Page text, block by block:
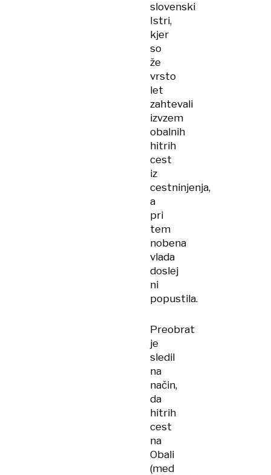
slovenski
Istri,
kjer
so
že
vrsto
let
zahtevali
izvzem
obalnih
hitrih
cest
iz
cestninjenja,
a
pri
tem
nobena
vlada
doslej
ni
popustila.
Preobrat
je
sledil
na
način,
da
hitrih
cest
na
Obali
(med